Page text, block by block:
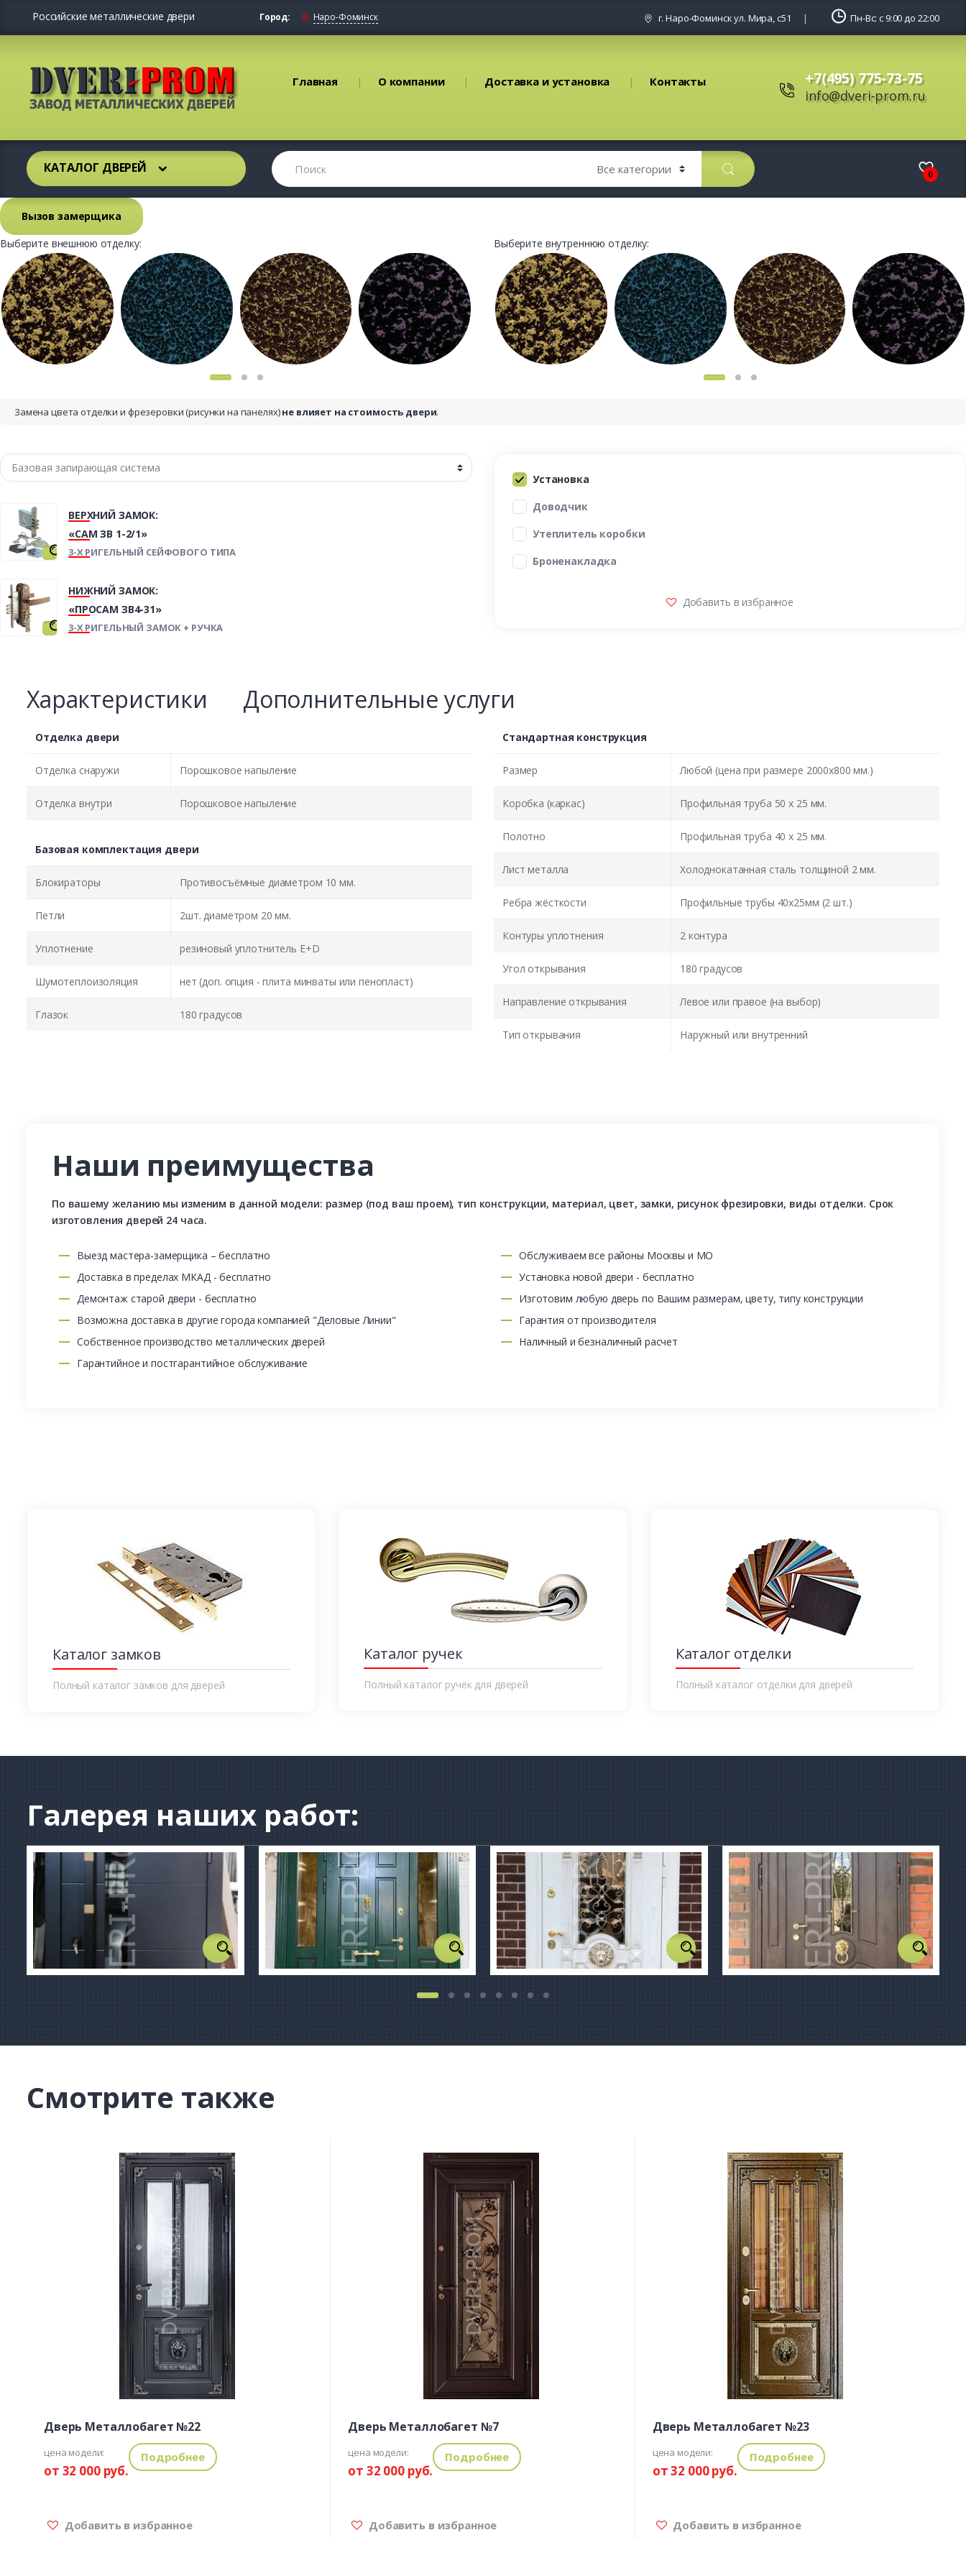
Российские металлические двери Город: Наро-Фоминск г. Наро-Фоминск ул. Мира, с51 Пн-Вс: с 9:00 до 22:00
Главная О компании Доставка и установка Контакты +7(495) 775-73-75
info@dveri-prom.ru
КАТАЛОГ ДВЕРЕЙ 0
Вызов замерщика
Выберите внешнюю отделку:
Выберите внутреннюю отделку:
Замена цвета отделки и фрезеровки (рисунки на панелях)не влияет на стоимость двери.
ВЕРХНИЙ ЗАМОК:
«САМ ЗВ 1-2/1»
3-Х РИГЕЛЬНЫЙ СЕЙФОВОГО ТИПА
НИЖНИЙ ЗАМОК:
«ПРОСАМ ЗВ4-31»
3-Х РИГЕЛЬНЫЙ ЗАМОК + РУЧКА
Установка
Доводчик
Утеплитель коробки
Броненакладка
Добавить в избранное
Характеристики Дополнительные услуги
Отделка двери
Отделка снаружи Порошковое напыление
Отделка внутри Порошковое напыление
Базовая комплектация двери
Блокираторы Противосъёмные диаметром 10 мм.
Петли 2шт. диаметром 20 мм.
Уплотнение резиновый уплотнитель E+D
Шумотеплоизоляция нет (доп. опция - плита минваты или пенопласт)
Глазок 180 градусов
Стандартная конструкция
Размер Любой (цена при размере 2000x800 мм.)
Коробка (каркас) Профильная труба 50 х 25 мм.
Полотно Профильная труба 40 х 25 мм.
Лист металла Холоднокатанная сталь толщиной 2 мм.
Ребра жёсткости Профильные трубы 40х25мм (2 шт.)
Контуры уплотнения 2 контура
Угол открывания 180 градусов
Направление открывания Левое или правое (на выбор)
Тип открывания Наружный или внутренний
Наши преимущества
По вашему желанию мы изменим в данной модели: размер (под ваш проем), тип конструкции, материал, цвет, замки, рисунок фрезировки, виды отделки. Срок
изготовления дверей 24 часа.
Выезд мастера-замерщика – бесплатно
Доставка в пределах МКАД - бесплатно
Демонтаж старой двери - бесплатно
Возможна доставка в другие города компанией "Деловые Линии"
Собственное производство металлических дверей
Гарантийное и постгарантийное обслуживание
Обслуживаем все районы Москвы и МО
Установка новой двери - бесплатно
Изготовим любую дверь по Вашим размерам, цвету, типу конструкции
Гарантия от производителя
Наличный и безналичный расчет
Каталог замков
Полный каталог замков для дверей
Каталог ручек
Полный каталог ручек для дверей
Каталог отделки
Полный каталог отделки для дверей
Галерея наших работ:
Смотрите также
Дверь Металлобагет №22
цена модели:
от 32 000 руб.
Подробнее
Добавить в избранное
Дверь Металлобагет №7
цена модели:
от 32 000 руб.
Подробнее
Добавить в избранное
Дверь Металлобагет №23
цена модели:
от 32 000 руб.
Подробнее
Добавить в избранное